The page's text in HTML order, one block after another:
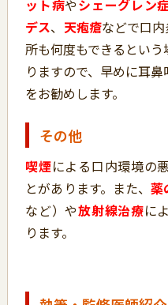
ット病やシェーグレン
デス、 天疱瘡などで口
所も何度もできるとい
りますので、早めに耳
をお勧めします。
その他
喫煙による口内環境の
とがあります。また、 薬
など）や放射線治療に
ります。